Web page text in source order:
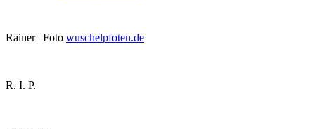
Rainer | Foto wuschelpfoten.de
R. I. P.